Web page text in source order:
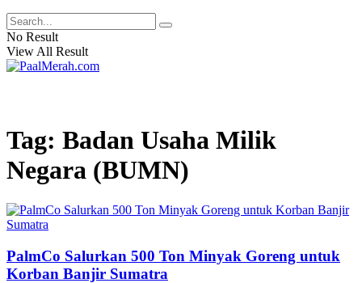
No Result
View All Result
Tag: Badan Usaha Milik
Negara (BUMN)
PalmCo Salurkan 500 Ton Minyak Goreng untuk
Korban Banjir Sumatra